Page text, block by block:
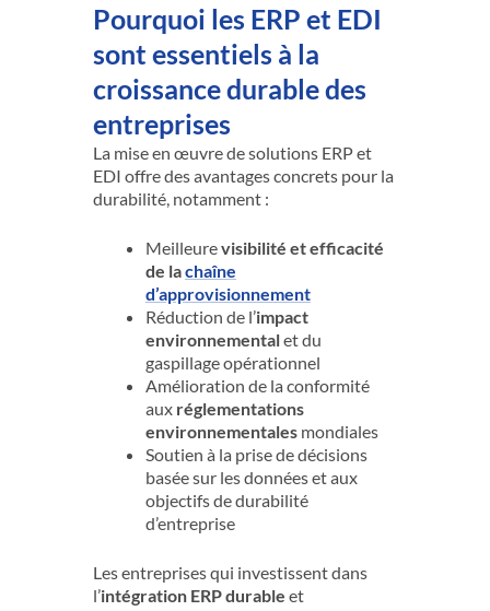
Pourquoi les ERP et EDI
sont essentiels à la
croissance durable des
entreprises
La mise en œuvre de solutions ERP et
EDI offre des avantages concrets pour la
durabilité, notamment :
Meilleurevisibilité et efficacité
de lachaîne
d’approvisionnement
Réduction de l’impact
environnementalet du
gaspillage opérationnel
Amélioration de la conformité
aux réglementations
environnementales mondiales
Soutien à la prise de décisions
basée sur les données et aux
objectifs de durabilité
d’entreprise
Les entreprises qui investissent dans
l’intégration ERP durable et